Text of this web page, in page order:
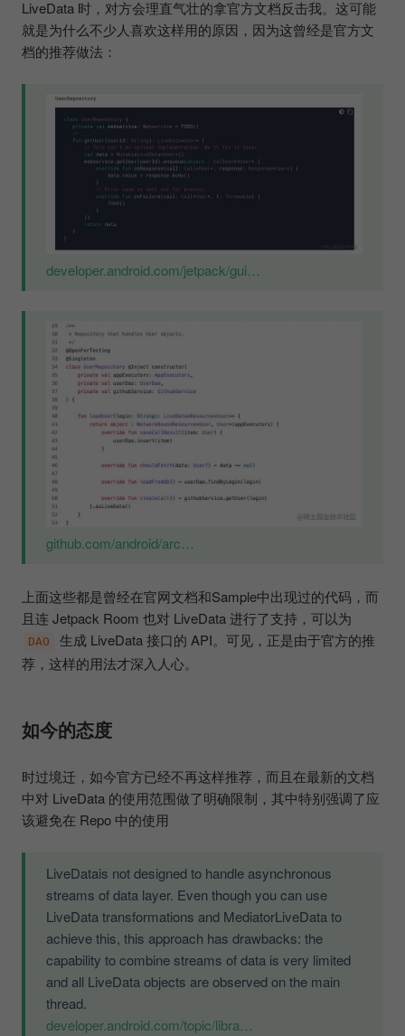
LiveData 时，对方会理直气壮的拿官方文档反击我。这可能
就是为什么不少人喜欢这样用的原因，因为这曾经是官方文
档的推荐做法：
developer.android.com/jetpack/gui…
github.com/android/arc…
上面这些都是曾经在官网文档和Sample中出现过的代码，而
且连 Jetpack Room 也对 LiveData 进行了支持，可以为
DAO
生成 LiveData 接口的 API。可见，正是由于官方的推
荐，这样的用法才深入人心。
如今的态度
时过境迁，如今官方已经不再这样推荐，而且在最新的文档
中对 LiveData 的使用范围做了明确限制，其中特别强调了应
该避免在 Repo 中的使用
LiveDatais not designed to handle asynchronous
streams of data layer. Even though you can use
LiveData transformations and MediatorLiveData to
achieve this, this approach has drawbacks: the
capability to combine streams of data is very limited
and all LiveData objects are observed on the main
thread.
developer.android.com/topic/libra…